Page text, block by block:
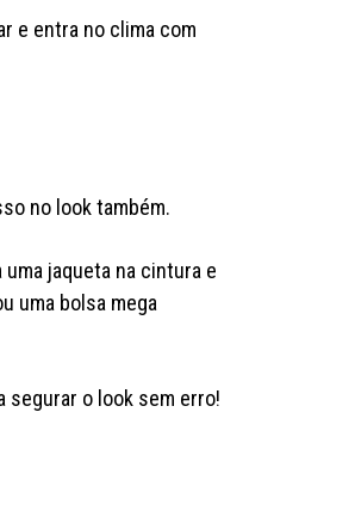
e entra no clima com
no look também.
jaqueta na cintura e
uma bolsa mega
segurar o look sem erro!